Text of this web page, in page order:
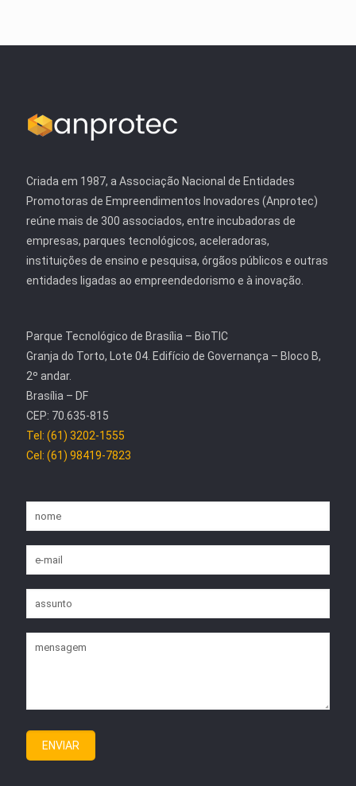
Criada em 1987, a Associação Nacional de Entidades
Promotoras de Empreendimentos Inovadores (Anprotec)
reúne mais de 300 associados, entre incubadoras de
empresas, parques tecnológicos, aceleradoras,
instituições de ensino e pesquisa, órgãos públicos e outras
entidades ligadas ao empreendedorismo e à inovação.
Parque Tecnológico de Brasília – BioTIC
Granja do Torto, Lote 04. Edifício de Governança – Bloco B,
2º andar.
Brasília – DF
CEP: 70.635-815
Tel: (61) 3202-1555
Cel: (61) 98419-7823